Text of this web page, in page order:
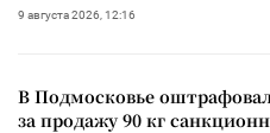
9 августа 2026, 12:16
В Подмосковье
за продажу 90 кг